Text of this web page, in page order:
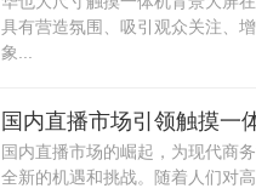
具有营造氛围、吸引观众关注、
象...
国内直播市场的崛起，为现代商
全新的机遇和挑战。随着人们对